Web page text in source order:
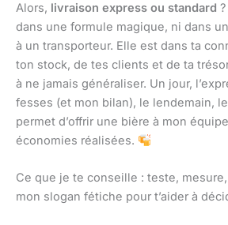
Alors, livraison express ou standard
dans une formule magique, ni dans
à un transporteur. Elle est dans ta
ton stock, de tes clients et de ta
à ne jamais généraliser. Un jour,
fesses (et mon bilan), le lendemain,
permet d’offrir une bière à mon
économies réalisées.
Ce que je te conseille : teste,
mon slogan fétiche pour t’aider à